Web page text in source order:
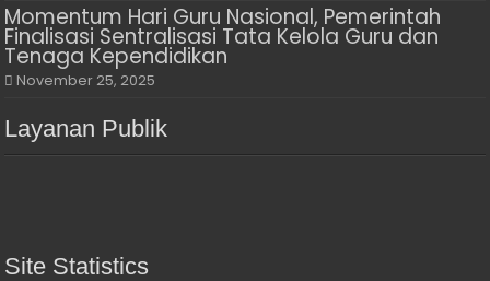
Momentum Hari Guru Nasional, Pemerintah
Finalisasi Sentralisasi Tata Kelola Guru dan
Tenaga Kependidikan
November 25, 2025
Layanan Publik
Site Statistics